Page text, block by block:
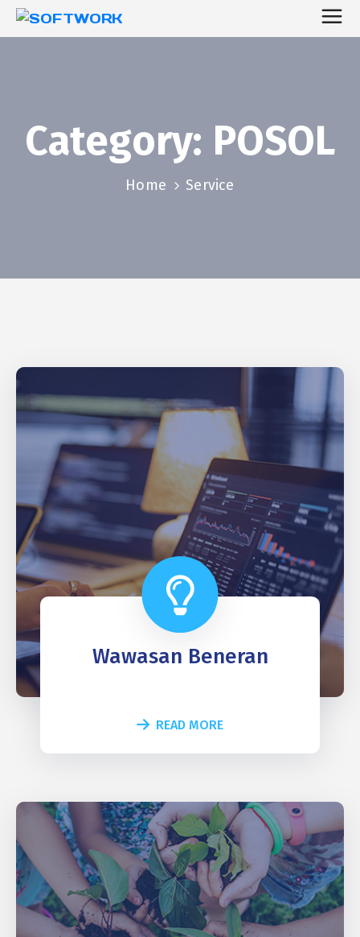
Category: POSOL
Home Service
Wawasan Beneran
READ MORE